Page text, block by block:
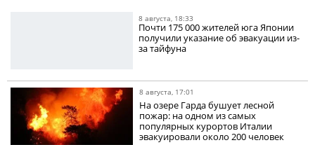
8 августа, 18:33
Почти 175 000 жителей юга Японии
получили указание об эвакуации из-
за тайфуна
8 августа, 17:01
На озере Гарда бушует лесной
пожар: на одном из самых
популярных курортов Италии
эвакуировали около 200 человек